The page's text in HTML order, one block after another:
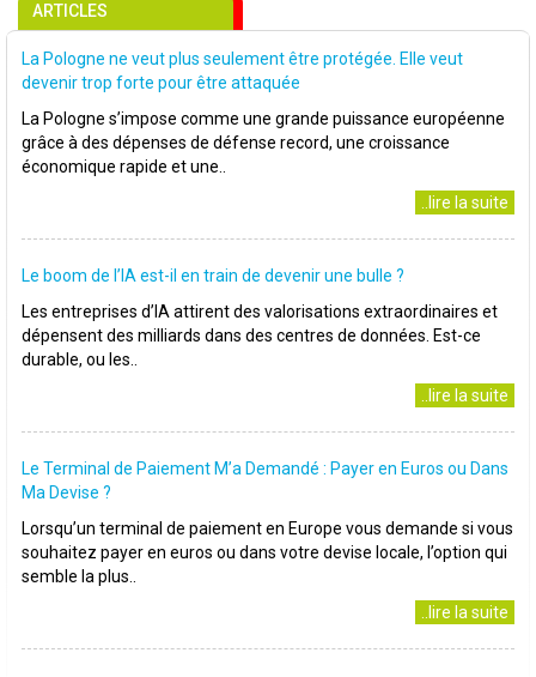
ARTICLES
La Pologne ne veut plus seulement être protégée. Elle veut
devenir trop forte pour être attaquée
La Pologne s’impose comme une grande puissance européenne
grâce à des dépenses de défense record, une croissance
économique rapide et une..
..lire la suite
Le boom de l’IA est-il en train de devenir une bulle ?
Les entreprises d’IA attirent des valorisations extraordinaires et
dépensent des milliards dans des centres de données. Est-ce
durable, ou les..
..lire la suite
Le Terminal de Paiement M’a Demandé : Payer en Euros ou Dans
Ma Devise ?
Lorsqu’un terminal de paiement en Europe vous demande si vous
souhaitez payer en euros ou dans votre devise locale, l’option qui
semble la plus..
..lire la suite